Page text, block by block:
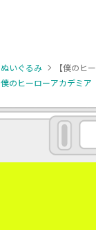
ぬいぐるみ
【僕のヒ
僕のヒーローアカデミア